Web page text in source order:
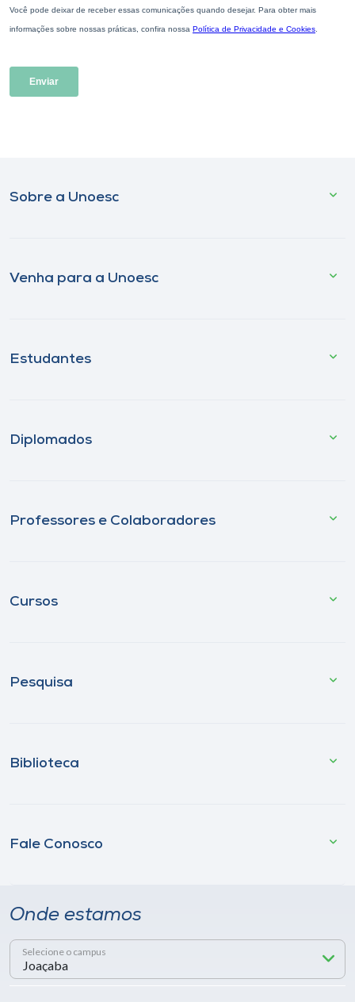
Sobre a Unoesc
Venha para a Unoesc
Estudantes
Diplomados
Professores e Colaboradores
Cursos
Pesquisa
Biblioteca
Fale Conosco
Onde estamos
Selecione o campus